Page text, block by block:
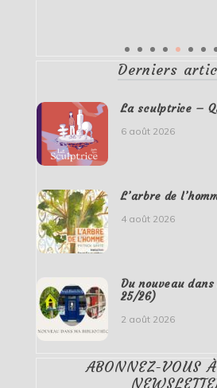
Derniers
La sculptrice –
6 août 2026
L’arbre de
4 août 2026
Du nouveau
25/26)
2 août 2026
ABONNEZ-VOUS